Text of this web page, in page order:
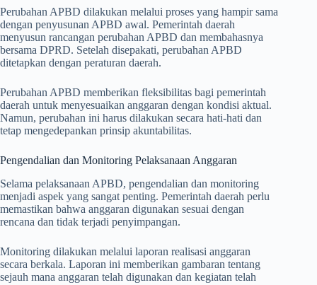
Perubahan APBD dilakukan melalui proses yang hampir sama
dengan penyusunan APBD awal. Pemerintah daerah
menyusun rancangan perubahan APBD dan membahasnya
bersama DPRD. Setelah disepakati, perubahan APBD
ditetapkan dengan peraturan daerah.
Perubahan APBD memberikan fleksibilitas bagi pemerintah
daerah untuk menyesuaikan anggaran dengan kondisi aktual.
Namun, perubahan ini harus dilakukan secara hati-hati dan
tetap mengedepankan prinsip akuntabilitas.
Pengendalian dan Monitoring Pelaksanaan Anggaran
Selama pelaksanaan APBD, pengendalian dan monitoring
menjadi aspek yang sangat penting. Pemerintah daerah perlu
memastikan bahwa anggaran digunakan sesuai dengan
rencana dan tidak terjadi penyimpangan.
Monitoring dilakukan melalui laporan realisasi anggaran
secara berkala. Laporan ini memberikan gambaran tentang
sejauh mana anggaran telah digunakan dan kegiatan telah